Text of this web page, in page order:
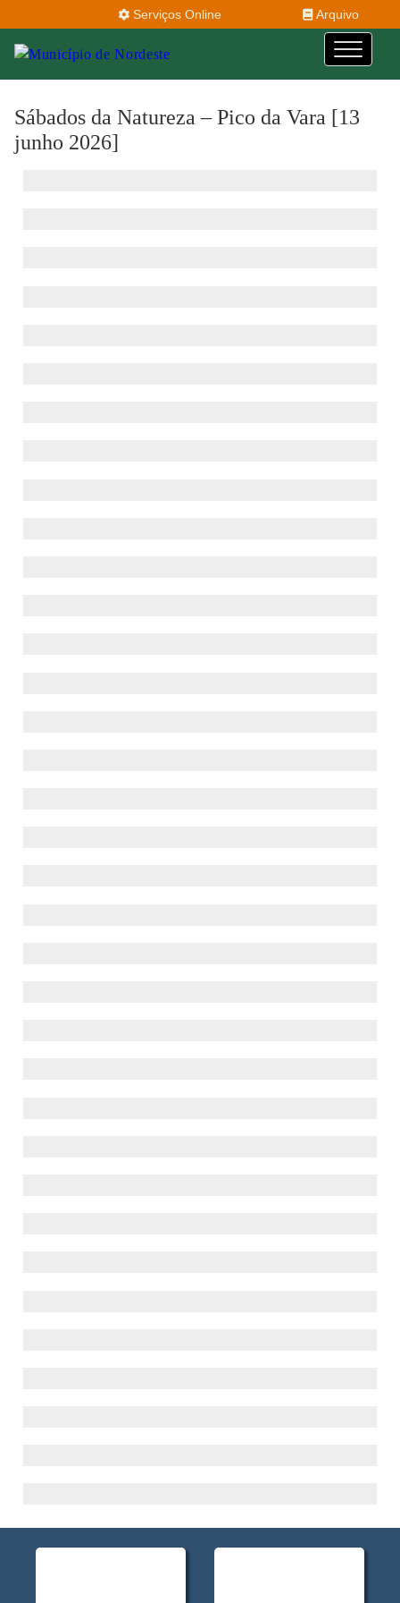
Serviços Online Arquivo
Sábados da Natureza – Pico da Vara [13
junho 2026]